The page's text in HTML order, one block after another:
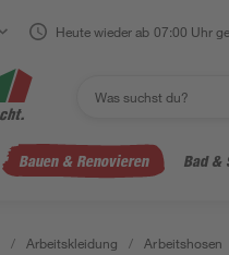
Heute wieder ab 07:00 Uhr
Bauen & Renovieren Bad &
/ Arbeitskleidung / Arbeitshosen